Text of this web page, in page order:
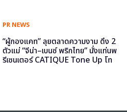
PR NEWS
“ผู้กองแคท” ลุยตลาดความงาม ดึง 2
ตัวแม่ “จีน่า–เบนซ์ พริกไทย” นั่งแท่นพ
รีเซนเตอร์ CATIQUE Tone Up โท